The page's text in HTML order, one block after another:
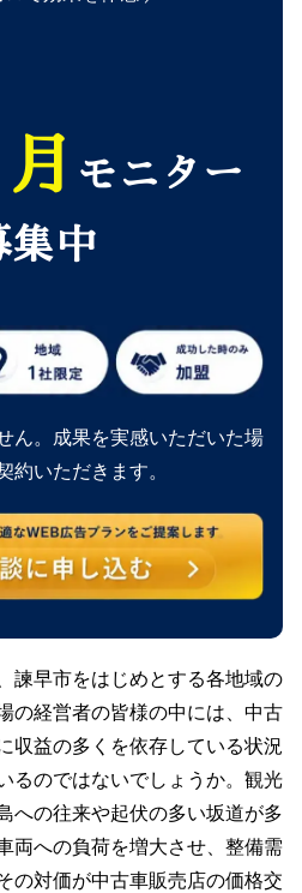
モニター
集中
ん。成果を実感いただいた場
約いただきます。
諫早市をはじめとする各地域の
の経営者の皆様の中には、中古
収益の多くを依存している状況
るのではないでしょうか。観光
への往来や起伏の多い坂道が多
両への負荷を増大させ、整備需
の対価が中古車販売店の価格交